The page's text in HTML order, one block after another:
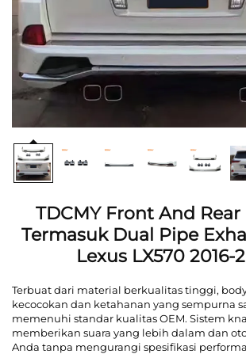
TDCMY Front And
Termasuk Dual Pipe
Lexus LX570 2016-
Terbuat dari material berkualitas tinggi,
kecocokan dan ketahanan yang sempurna
memenuhi standar kualitas OEM. Sistem
memberikan suara yang lebih dalam dan
Anda tanpa mengurangi spesifikasi